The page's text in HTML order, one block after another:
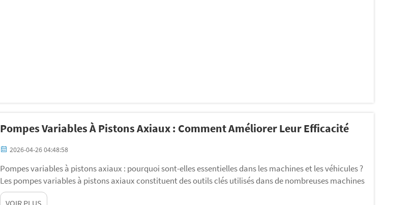
Pompes Variables À Pistons Axiaux : Comment Améliorer Leur Efficacité
2026-04-26 04:48:58
Pompes variables à pistons axiaux : pourquoi sont-elles essentielles dans les machines et les véhicules ?
Les pompes variables à pistons axiaux constituent des outils clés utilisés dans de nombreuses machines
et voitures. Elles déplacent des fluides en transformant l’énergie mécanique en énergie hydraulique. Ces
VOIR PLUS